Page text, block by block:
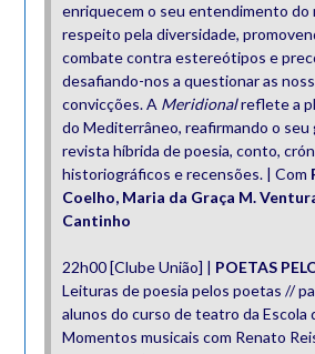
enriquecem o seu entendimento do
respeito pela diversidade,
combate contra estereótipos e
desafiando-nos a questionar as
convicções. A Meridionalreflete a
do Mediterrâneo, reafirmando o
revista híbrida de poesia, conto,
historiográficos e recensões. | Com
Coelho, Maria da Graça M.
Cantinho
22h00 [Clube União] | POETAS
Leituras de poesia pelos poetas //
alunos do curso de teatro da Escola
Momentos musicais com Renato